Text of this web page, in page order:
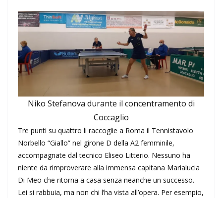
Niko Stefanova durante il concentramento di
Coccaglio
Tre punti su quattro li raccoglie a Roma il Tennistavolo
Norbello “Giallo” nel girone D della A2 femminile,
accompagnate dal tecnico Eliseo Litterio. Nessuno ha
niente da rimproverare alla immensa capitana Marialucia
Di Meo che ritorna a casa senza neanche un successo.
Lei si rabbuia, ma non chi l’ha vista all’opera. Per esempio,